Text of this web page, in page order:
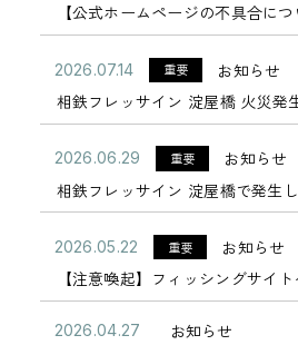
相鉄フレッサイン 上野御徒
町
相鉄
町
相鉄フレッサイン 東京東陽
町駅前
相鉄
口
【公式ホームページの不具合に
2026.07.14 重要
お知らせ
相鉄フレッサイン 淀屋橋 火災発
二報）2026年7月15日
2026.06.29 重要
お知らせ
相鉄フレッサイン 淀屋橋で発生
報） 2026年6月29日
2026.05.22 重要
お知らせ
【注意喚起】フィッシングサイ
セージにご注意ください
2026.04.27
お知らせ